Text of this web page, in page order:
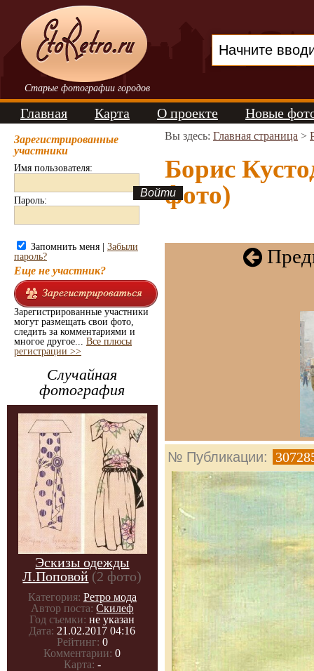
Старые фотографии городов
Главная Карта О проекте Новые
Зарегистрированные
участники
Имя пользователя:
Пароль:
Запомнить меня | Забыли
пароль?
Еще не участник?
Зарегистрированные участники
могут размещать свои фото,
следить за комментариями и
многое другое... Все плюсы
регистрации >>
Случайная
фотография
Эскизы одежды
Л.Поповой (2 фото)
Категория: Ретро мода
Автор поста: Скилеф
Год съемки: не указан
Дата: 21.02.2017 04:16
Рейтинг: 0
Комментарии: 0
Карта: -
Вы здесь: Главная страница >
Борис
фото)
№ Публикации: